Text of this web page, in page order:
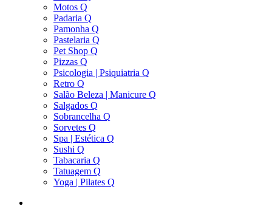
Motos Q
Padaria Q
Pamonha Q
Pastelaria Q
Pet Shop Q
Pizzas Q
Psicologia | Psiquiatria Q
Retro Q
Salão Beleza | Manicure Q
Salgados Q
Sobrancelha Q
Sorvetes Q
Spa | Estética Q
Sushi Q
Tabacaria Q
Tatuagem Q
Yoga | Pilates Q